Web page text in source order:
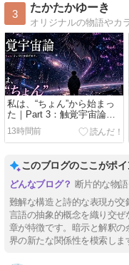
3
たかたかゆーき
私は、“ちょん”から始まっ
た｜Part 3：触覚宇宙論｜
Act.38「ノートの最後のペ
ージ」
13時間前
このブログのここがポイ
断片的な物
難解な構造と詩的な表現が
言語の抽象的概念を織り交
章が特徴です。暗示と解釈
界の新たな関係性を模索しま